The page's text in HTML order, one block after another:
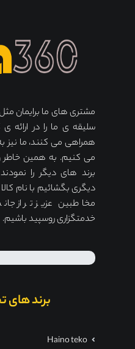
مشتری های ما برایمان
سلیقه ی ما را در ارائه ی
همراهی می کنند، ما نیز
می کنیم. به همین خاطر
برند های دیگر را
مخاطبین عزیز تر از
خدمتگزاری روسپید باشیم.
برند
Haino teko